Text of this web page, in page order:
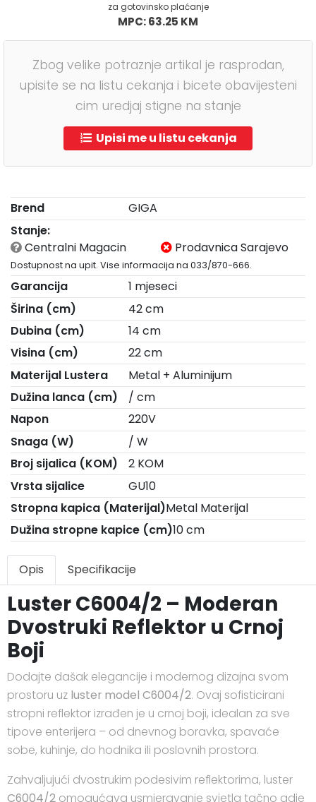
za gotovinsko plaćanje
MPC: 63.25 KM
Zbog velike potraznje artikal je rasprodan,
upisite se na listu cekanja i bicete obavijesteni
cim uredjaj stigne na stanje
Upisi me u listu cekanja
Brend
GIGA
Stanje:
Centralni Magacin
Prodavnica Sarajevo
Dostupnost na upit. Vise informacija na 033/870-666.
Garancija
1 mjeseci
Širina (cm)
42 cm
Dubina (cm)
14 cm
Visina (cm)
22 cm
Materijal Lustera
Metal + Aluminijum
Dužina lanca (cm)
/ cm
Napon
220V
Snaga (W)
/ W
Broj sijalica (KOM)
2 KOM
Vrsta sijalice
GU10
Stropna kapica (Materijal)Metal Materijal
Dužina stropne kapice (cm)10 cm
Opis Specifikacije
Luster C6004/2 – Moderan
Dvostruki Reflektor u Crnoj
Boji
Dodajte dašak elegancije i modernog dizajna svom
prostoru uz luster model C6004/2. Ovaj sofisticirani
stropni reflektor izrađen je u crnoj boji, idealan za sve
tipove enterijera – od dnevnog boravka, spavaće
sobe, kuhinje, do hodnika ili poslovnih prostora.
Zahvaljujući dvostrukim podesivim reflektorima, luster
C6004/2 omogućava usmjeravanje svjetla tačno gdje